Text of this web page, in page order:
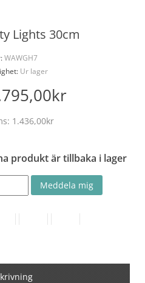
Lights 30cm
WAWGH7
Ur lager
1.436,00kr
produkt är tillbaka i lager